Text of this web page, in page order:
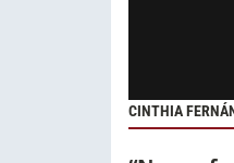
CINTHIA